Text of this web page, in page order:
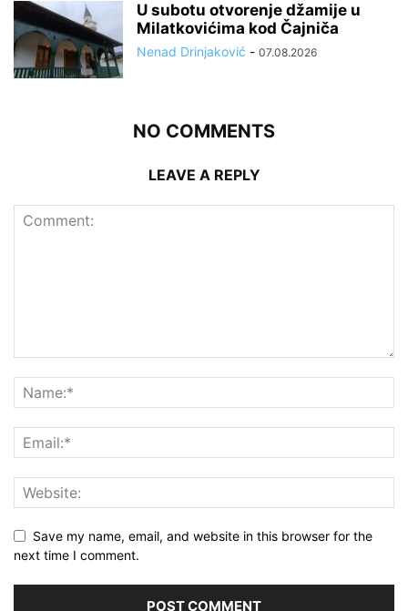
U subotu otvorenje džamije u
Milatkovićima kod Čajniča
Nenad Drinjaković - 07.08.2026
NO COMMENTS
LEAVE A REPLY
Save my name, email, and website in this browser for the
next time I comment.